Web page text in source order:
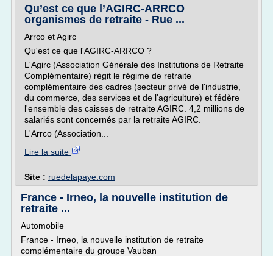
Qu’est ce que l’AGIRC-ARRCO
organismes de retraite - Rue ...
Arrco et Agirc
Qu'est ce que l'AGIRC-ARRCO ?
L'Agirc (Association Générale des Institutions de Retraite
Complémentaire) régit le régime de retraite
complémentaire des cadres (secteur privé de l'industrie,
du commerce, des services et de l'agriculture) et fédère
l'ensemble des caisses de retraite AGIRC. 4,2 millions de
salariés sont concernés par la retraite AGIRC.
L'Arrco (Association...
Lire la suite
Site : ruedelapaye.com
France - Irneo, la nouvelle institution de
retraite ...
Automobile
France - Irneo, la nouvelle institution de retraite
complémentaire du groupe Vauban